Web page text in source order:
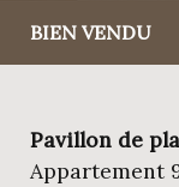
BIEN VENDU
Pavillon de
Appartement